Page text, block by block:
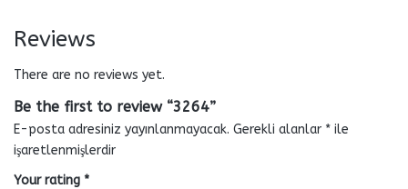
Reviews
There are no reviews yet.
Be the first to review “3264”
E-posta adresiniz yayınlanmayacak. Gerekli alanlar * ile
işaretlenmişlerdir
Your rating *